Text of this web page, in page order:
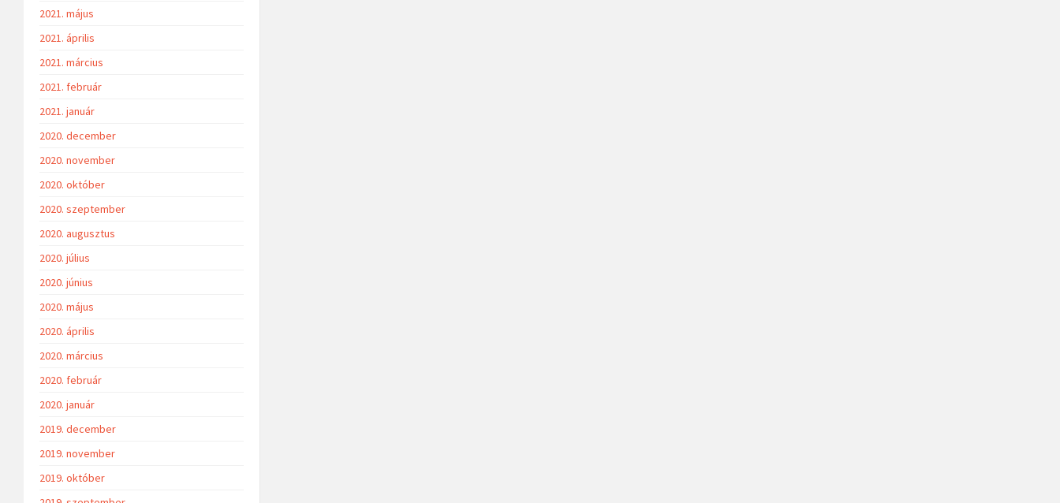
2021. május
2021. április
2021. március
2021. február
2021. január
2020. december
2020. november
2020. október
2020. szeptember
2020. augusztus
2020. július
2020. június
2020. május
2020. április
2020. március
2020. február
2020. január
2019. december
2019. november
2019. október